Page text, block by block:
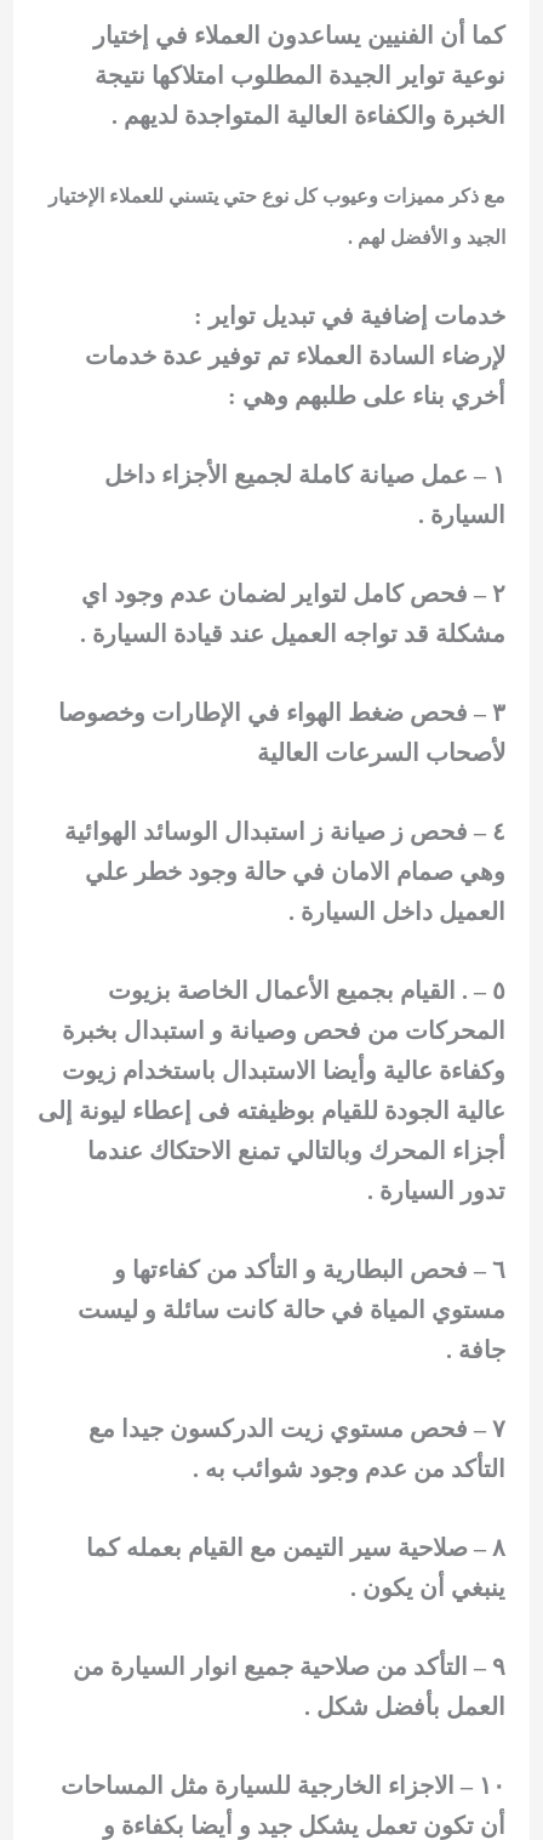
كما أن الفنيين يساعدون العملاء في إختيار
نوعية تواير الجيدة المطلوب امتلاكها نتيجة
الخبرة والكفاءة العالية المتواجدة لديهم .
مع ذكر مميزات وعيوب كل نوع حتي يتسني للعملاء الإختيار
الجيد و الأفضل لهم .
خدمات إضافية في تبديل تواير :
لإرضاء السادة العملاء تم توفير عدة خدمات
أخري بناء على طلبهم وهي :
١ – عمل صيانة كاملة لجميع الأجزاء داخل
السيارة .
٢ – فحص كامل لتواير لضمان عدم وجود اي
مشكلة قد تواجه العميل عند قيادة السيارة .
٣ – فحص ضغط الهواء في الإطارات وخصوصا
لأصحاب السرعات العالية
٤ – فحص ز صيانة ز استبدال الوسائد الهوائية
وهي صمام الامان في حالة وجود خطر علي
العميل داخل السيارة .
٥ – . القيام بجميع الأعمال الخاصة بزيوت
المحركات من فحص وصيانة و استبدال بخبرة
وكفاءة عالية وأيضا الاستبدال باستخدام زيوت
عالية الجودة للقيام بوظيفته فى إعطاء ليونة إلى
أجزاء المحرك وبالتالي تمنع الاحتكاك عندما
تدور السيارة .
٦ – فحص البطارية و التأكد من كفاءتها و
مستوي المياة في حالة كانت سائلة و ليست
جافة .
٧ – فحص مستوي زيت الدركسون جيدا مع
التأكد من عدم وجود شوائب به .
٨ – صلاحية سير التيمن مع القيام بعمله كما
ينبغي أن يكون .
٩ – التأكد من صلاحية جميع انوار السيارة من
العمل بأفضل شكل .
١٠ – الاجزاء الخارجية للسيارة مثل المساحات
أن تكون تعمل يشكل جيد و أيضا بكفاءة و